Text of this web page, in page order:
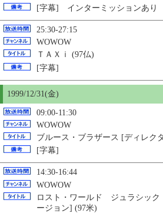
[字幕] インターミッションあり
25:30-27:15
WOWOW
ＴＡＸｉ (97仏)
[字幕]
1999/12/31(金)
09:00-11:30
WOWOW
ブルース・ブラザース [ディレク
[字幕]
14:30-16:44
WOWOW
ロスト・ワールド ジュラシック
ージョン] (97米)